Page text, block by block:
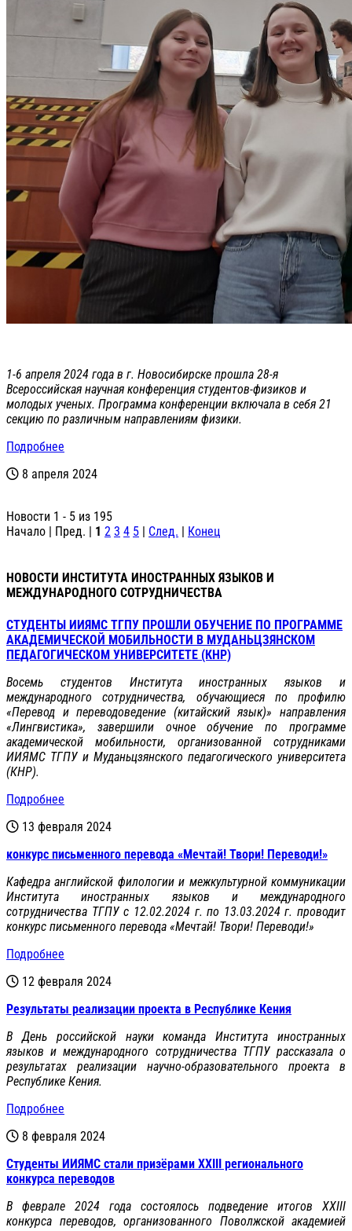
1-6 апреля 2024 года в г. Новосибирске прошла 28-я
Всероссийская научная конференция студентов-физиков и
молодых ученых. Программа конференции включала в себя 21
секцию по различным направлениям физики.
Подробнее
8 апреля 2024
Новости 1 - 5 из 195
Начало | Пред. | 1 2 3 4 5 | След. | Конец
НОВОСТИ ИНСТИТУТА ИНОСТРАННЫХ ЯЗЫКОВ И
МЕЖДУНАРОДНОГО СОТРУДНИЧЕСТВА
СТУДЕНТЫ ИИЯМС ТГПУ ПРОШЛИ ОБУЧЕНИЕ ПО ПРОГРАММЕ
АКАДЕМИЧЕСКОЙ МОБИЛЬНОСТИ В МУДАНЬЦЗЯНСКОМ
ПЕДАГОГИЧЕСКОМ УНИВЕРСИТЕТЕ (КНР)
Восемь студентов Института иностранных языков и
международного сотрудничества, обучающиеся по профилю
«Перевод и переводоведение (китайский язык)» направления
«Лингвистика», завершили очное обучение по программе
академической мобильности, организованной сотрудниками
ИИЯМС ТГПУ и Муданьцзянского педагогического университета
(КНР).
Подробнее
13 февраля 2024
конкурс письменного перевода «Мечтай! Твори! Переводи!»
Кафедра английской филологии и межкультурной коммуникации
Института иностранных языков и международного
сотрудничества ТГПУ с 12.02.2024 г. по 13.03.2024 г. проводит
конкурс письменного перевода «Мечтай! Твори! Переводи!»
Подробнее
12 февраля 2024
Результаты реализации проекта в Республике Кения
В День российской науки команда Института иностранных
языков и международного сотрудничества ТГПУ рассказала о
результатах реализации научно-образовательного проекта в
Республике Кения.
Подробнее
8 февраля 2024
Студенты ИИЯМС стали призёрами XXIII регионального
конкурса переводов
В феврале 2024 года состоялось подведение итогов XXIII
конкурса переводов, организованного Поволжской академией